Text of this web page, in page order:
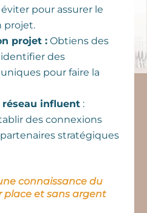
pour assurer le
projet.
projet :Obtiens des
des
pour faire la
influent:
des connexions
stratégiques
connaissance du
place et sans argent